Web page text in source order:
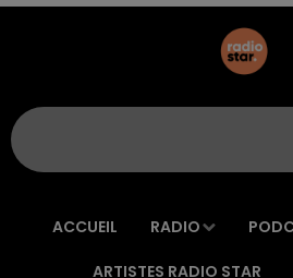
ACCUEIL RADIO
ARTISTES RADIO STAR